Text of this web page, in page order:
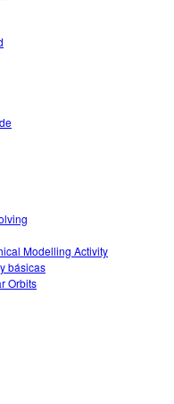
Modelling Activity
básicas
Orbits